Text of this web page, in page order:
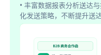
• 丰富数据报表分析送达
化发送策略，不断提升送